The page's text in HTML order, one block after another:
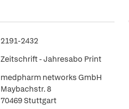
2191-2432
Zeitschrift - Jahresabo Print
medpharm networks GmbH
Maybachstr. 8
70469 Stuttgart